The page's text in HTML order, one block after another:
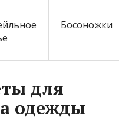
Босоножки
для
одежды